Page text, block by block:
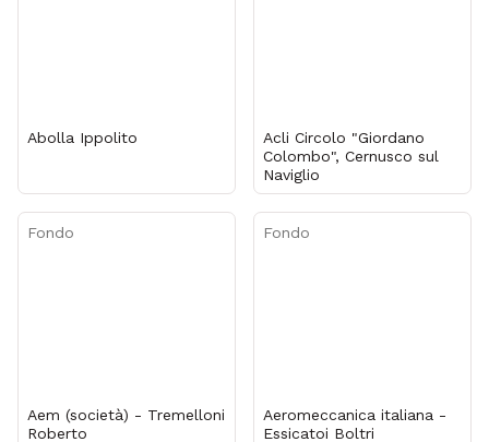
Abolla Ippolito
Acli Circolo "Giordano
Colombo", Cernusco sul
Naviglio
Fondo
Aem (società) - Tremelloni
Roberto
Fondo
Aeromeccanica italiana -
Essicatoi Boltri